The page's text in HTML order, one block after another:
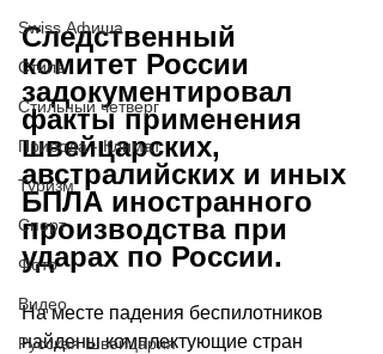
Swiss Афиша
Стиль
Стильный четверг
Природа - Климат
Туризм
Спорт
Фото
Видео
Русская Швейцария
Следственный
комитет России
задокументировал
факты применения
швейцарских,
австралийских и иных
БПЛА иностранного
производства при
ударах по России.
На месте падения беспилотников
найдены комплектующие стран